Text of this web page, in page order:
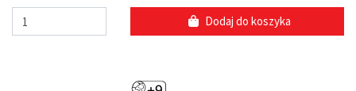
Dodaj do koszyka